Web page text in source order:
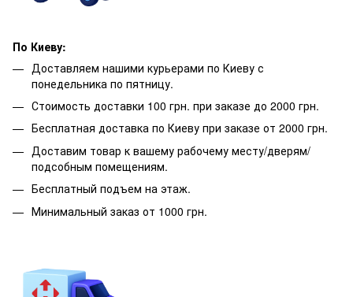
По Киеву:
Доставляем нашими курьерами по Киеву с
понедельника по пятницу.
Стоимость доставки 100 грн. при заказе до 2000 грн.
Бесплатная доставка по Киеву при заказе от 2000 грн.
Доставим товар к вашему рабочему месту/дверям/
подсобным помещениям.
Бесплатный подъем на этаж.
Минимальный заказ от 1000 грн.